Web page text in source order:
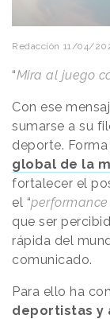
Redacción 11/04/
“Mira al juego
Con ese
sumarse a su
deporte.
global de la
fortalecer el
el “
que ser
rápida del
comunicado.
Para ello ha
deportistas y